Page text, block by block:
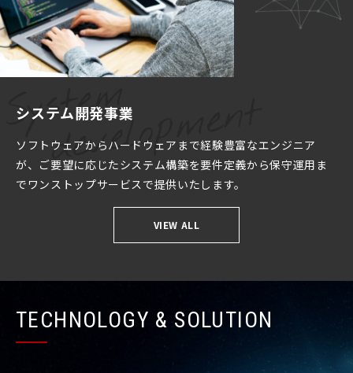
システム開発事業
ソフトウェアからハードウェアまで経験豊富なエンジニア
が、ご要望に応じたシステム構築を要件定義から保守運用ま
でワンストップサービスで提供いたします。
VIEW ALL
TECHNOLOGY & SOLUTION